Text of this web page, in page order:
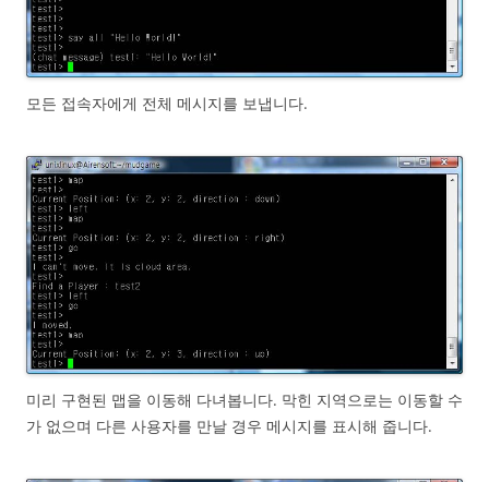
모든 접속자에게 전체 메시지를 보냅니다.
미리 구현된 맵을 이동해 다녀봅니다. 막힌 지역으로는 이동할 수
가 없으며 다른 사용자를 만날 경우 메시지를 표시해 줍니다.